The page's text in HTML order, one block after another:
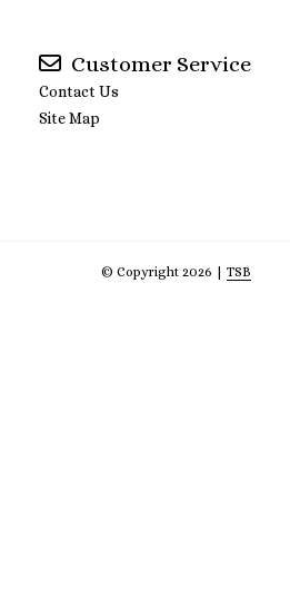
Customer Service
Contact Us
Site Map
© Copyright 2026 | TSB